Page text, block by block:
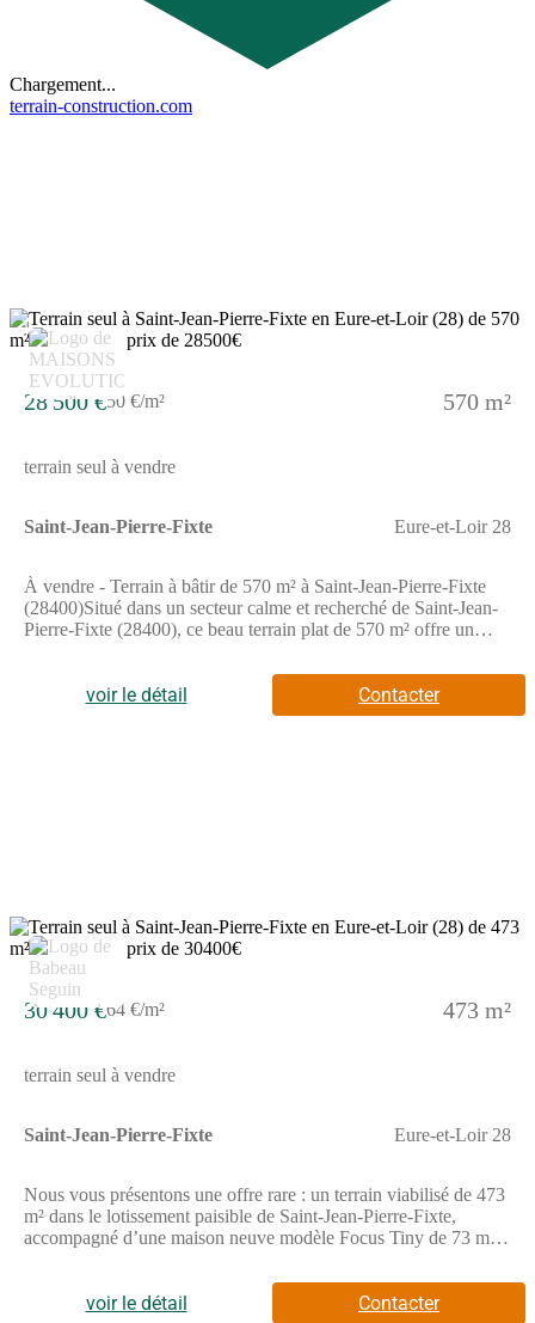
Chargement...
terrain-construction.com
3
28 500 €50 €/m² 570 m²
terrain seul à vendre
Saint-Jean-Pierre-Fixte Eure-et-Loir 28
À vendre - Terrain à bâtir de 570 m² à Saint-Jean-Pierre-Fixte
(28400)Situé dans un secteur calme et recherché de Saint-Jean-
Pierre-Fixte (28400), ce beau terrain plat de 570 m² offre un
mètres, il permet plusieurs configurations de construction
(maison de plain-pied ou à étage, selon vos envies et le
PLU).Terrain viabiliséEnvironnement résidentiel paisible,
voir le détail Contacter
30 400 €64 €/m² 473 m²
terrain seul à vendre
Saint-Jean-Pierre-Fixte Eure-et-Loir 28
Nous vous présentons une offre rare : un terrain viabilisé de 473
m² dans le lotissement paisible de Saint-Jean-Pierre-Fixte,
accompagné d’une maison neuve modèle Focus Tiny de 73 m².
chambres spacieuses, est conçue pour répondre aux attentes des
familles modernes. Son garage intégré de 15 m² offre un espace
voir le détail Contacter